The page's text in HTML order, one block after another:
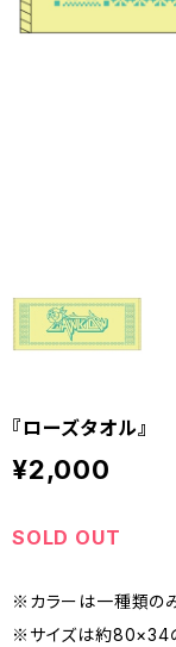
『ローズタオル』
¥2,000
SOLD OUT
※カラーは一種類のみ
※サイズは約80×34の